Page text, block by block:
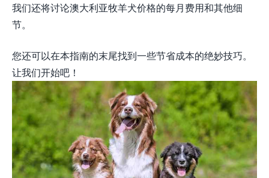
我们还将讨论澳大利亚牧羊犬价格的每月费用和其他细
节。
您还可以在本指南的末尾找到一些节省成本的绝妙技巧。
让我们开始吧！